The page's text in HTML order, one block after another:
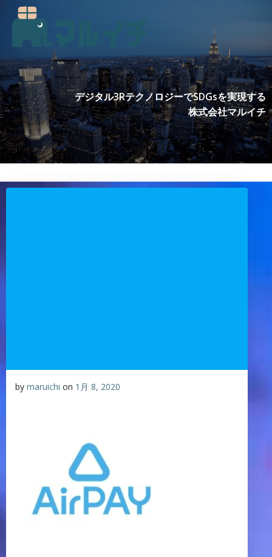
ツ
へ
ス
キ
ッ
プ
デジタル3RテクノロジーでSDGsを実現する
株式会社マルイチ
by maruichi on 1月 8, 2020